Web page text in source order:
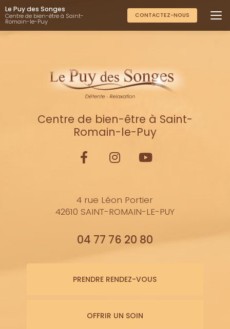
Aller
au
contenu
principal
Le Puy des Songes
Centre de bien-être à Saint-
Romain-le-Puy
CONTACTEZ-NOUS
Centre de bien-être à Saint-
Romain-le-Puy
4 rue Léon Portier
42610 SAINT-ROMAIN-LE-PUY
04 77 76 20 80
PRENDRE RENDEZ-VOUS
OFFRIR UN SOIN